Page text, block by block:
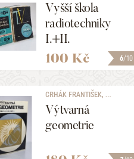
6/10
Vyšší škola
radiotechniky
I.+II.
100 Kč
CRHÁK FRANTIŠEK, ...
Výtvarná
geometrie